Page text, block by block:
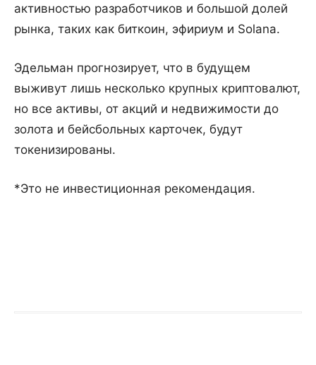
активностью разработчиков и большой долей
рынка, таких как биткоин, эфириум и Solana.
Эдельман прогнозирует, что в будущем
выживут лишь несколько крупных криптовалют,
но все активы, от акций и недвижимости до
золота и бейсбольных карточек, будут
токенизированы.
*Это не инвестиционная рекомендация.